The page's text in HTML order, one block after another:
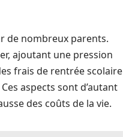
de nombreux parents.
ajoutant une pression
frais de rentrée scolaire
aspects sont d’autant
des coûts de la vie.